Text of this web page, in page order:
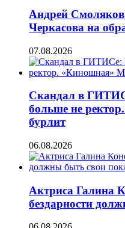
Андрей
Черкасова на
07.08.2026
Скандал в
больше не
бурлит
06.08.2026
Актриса Галина
бездарности